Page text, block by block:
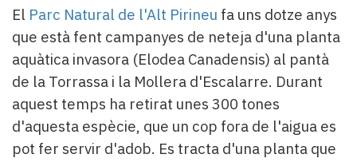
La
newsletter
del
Pallars
Contingut
patrocinat
Lo
més
llegit...
El Parc Natural de l'Alt Pirineu fa uns dotze anys
que està fent campanyes de neteja d'una planta
aquàtica invasora (Elodea Canadensis) al pantà
de la Torrassa i la Mollera d'Escalarre. Durant
aquest temps ha retirat unes 300 tones
d'aquesta espècie, que un cop fora de l'aigua es
pot fer servir d'adob. Es tracta d'una planta que